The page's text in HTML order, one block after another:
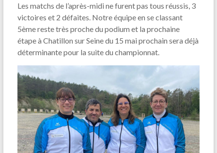
Les matchs de l’après-midi ne furent pas tous réussis, 3
victoires et 2 défaites. Notre équipe en se classant
5ème reste très proche du podium et la prochaine
étape à Chatillon sur Seine du 15 mai prochain sera déjà
déterminante pour la suite du championnat.